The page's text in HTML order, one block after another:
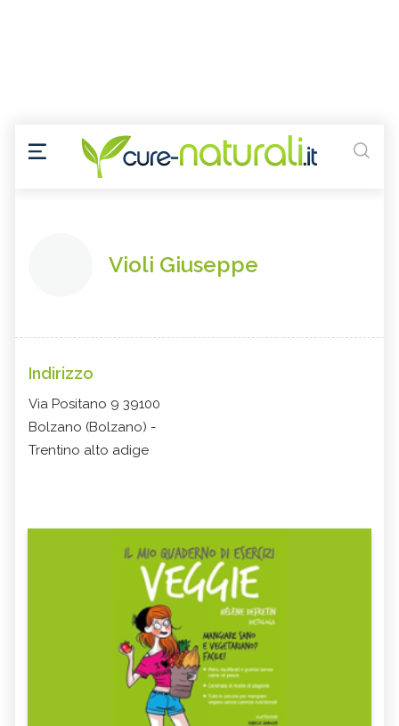
Violi Giuseppe
Indirizzo
Via Positano 9 39100
Bolzano (Bolzano) -
Trentino alto adige